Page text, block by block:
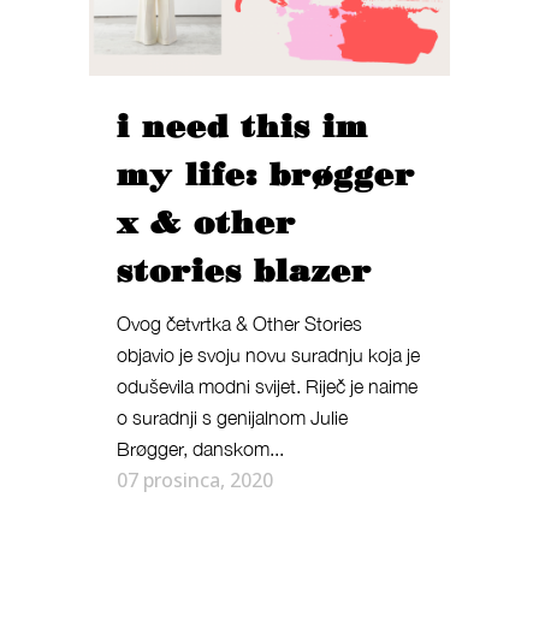
i need this im
my life: brøgger
x & other
stories blazer
Ovog četvrtka & Other Stories
objavio je svoju novu suradnju koja je
oduševila modni svijet. Riječ je naime
o suradnji s genijalnom Julie
Brøgger, danskom...
07 prosinca, 2020